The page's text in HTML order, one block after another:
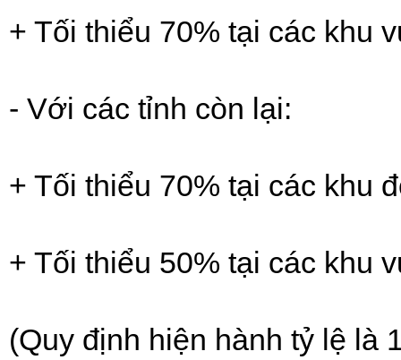
+ Tối thiểu 70% tại các khu
- Với các tỉnh còn lại:
+ Tối thiểu 70% tại các khu
+ Tối thiểu 50% tại các khu
(Quy định hiện hành tỷ lệ là